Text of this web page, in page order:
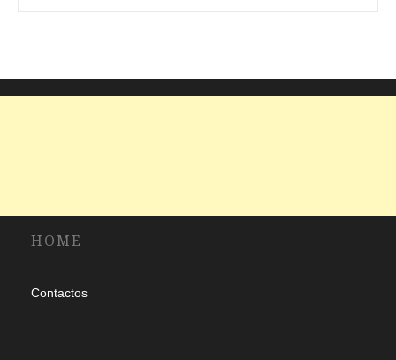
HOME
Contactos